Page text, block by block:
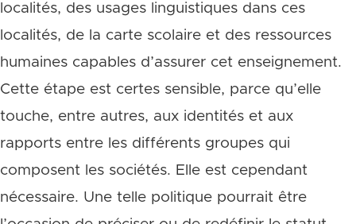
localités, des usages linguistiques dans ces
localités, de la carte scolaire et des ressources
humaines capables d’assurer cet enseignement.
Cette étape est certes sensible, parce qu’elle
touche, entre autres, aux identités et aux
rapports entre les différents groupes qui
composent les sociétés. Elle est cependant
nécessaire. Une telle politique pourrait être